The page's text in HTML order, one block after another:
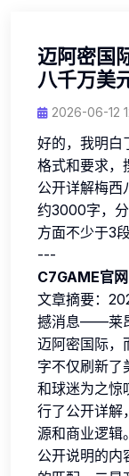
迈阿密国
八千万美
2026-06-12
好的，我明白
格式和要求，
公开详解梅西
约3000字，
方面不少于3
---
C7GAME官网
文章摘要：
撼消息——莱
迈阿密国际，
字不仅刷新了
和球迷为之惊
行了公开详解
源和商业逻辑
公开说明的内